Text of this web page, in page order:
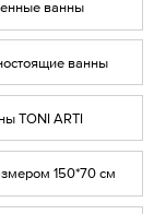
ванны
ванны
TONI ARTI
150*70 см